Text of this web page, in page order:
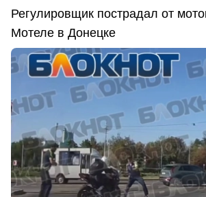
Регулировщик пострадал от
Мотеле в Донецке